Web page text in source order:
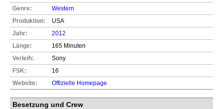
Genre:
Western
Produktion:
USA
Jahr:
2012
Länge:
165 Minuten
Verleih:
Sony
FSK:
16
Website:
Offizielle Homepage
Besetzung und Crew